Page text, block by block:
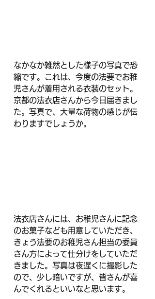
なかなか雑然とした様子の写真で恐
縮です。これは、今度の法要でお稚
児さんが着用される衣装のセット。
京都の法衣店さんから今日届きまし
た。写真で、大量な荷物の感じが伝
わりますでしょうか。
法衣店さんには、お稚児さんに記念
のお菓子なども用意していただき、
きょう法要のお稚児さん担当の委員
さん方によって仕分けをしていただ
きました。写真は夜遅くに撮影した
ので、少し暗いですが、皆さんが喜
んでくれるといいなと思います。